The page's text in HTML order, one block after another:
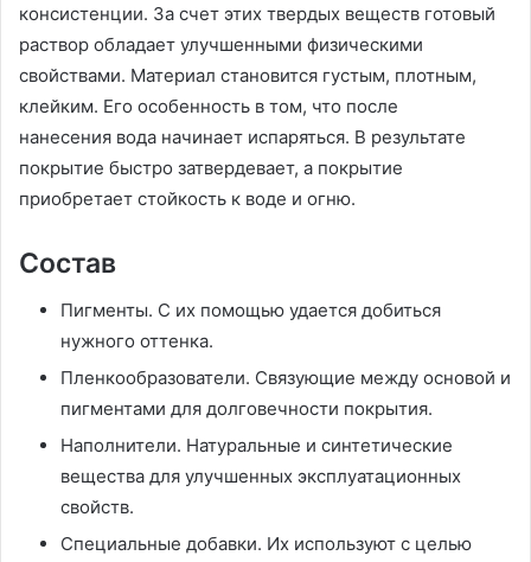
консистенции. За счет этих твердых веществ готовый
раствор обладает улучшенными физическими
свойствами. Материал становится густым, плотным,
клейким. Его особенность в том, что после
нанесения вода начинает испаряться. В результате
покрытие быстро затвердевает, а покрытие
приобретает стойкость к воде и огню.
Состав
Пигменты. С их помощью удается добиться
нужного оттенка.
Пленкообразователи. Связующие между основой и
пигментами для долговечности покрытия.
Наполнители. Натуральные и синтетические
вещества для улучшенных эксплуатационных
свойств.
Специальные добавки. Их используют с целью